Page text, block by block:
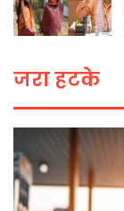
जरा हटके